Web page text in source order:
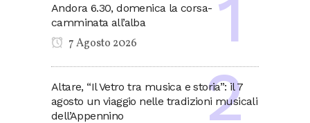
Andora 6.30, domenica la corsa-
camminata all’alba
7 Agosto 2026
Altare, “Il Vetro tra musica e storia”: il 7
agosto un viaggio nelle tradizioni musicali
dell’Appennino